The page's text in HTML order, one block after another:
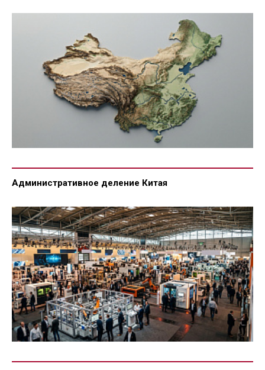
Административное деление Китая